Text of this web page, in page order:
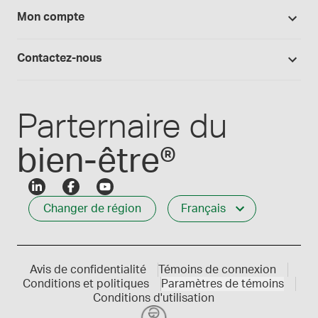
Preparation magistrale 101
Qui nous servons
Mon compte
Contactez-nous
1-800-665-6334
Parternaire du
bien-être®
Changer de région Français
Avis de confidentialité
Témoins de connexion
Conditions et politiques
Paramètres de témoins
Conditions d'utilisation